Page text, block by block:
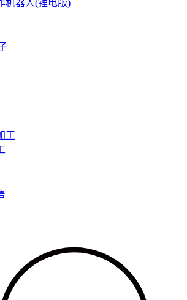
机器人(锂电版)